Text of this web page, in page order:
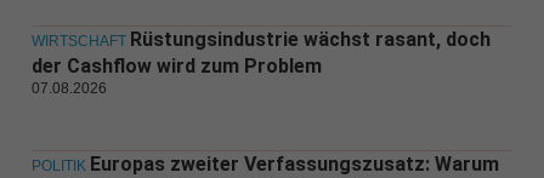
WIRTSCHAFT Rüstungsindustrie wächst rasant, doch
der Cashflow wird zum Problem
07.08.2026
POLITIK Europas zweiter Verfassungszusatz: Warum